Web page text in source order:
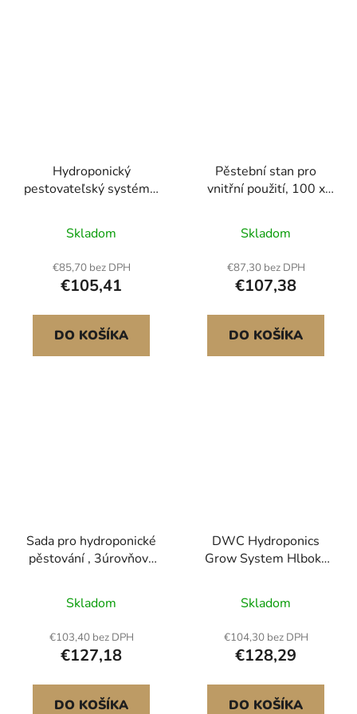
Hydroponický
pestovateľský systém s
záhradou s 50 puzdrami
Skladom
€85,70 bez DPH
€105,41
DO KOŠÍKA
Pěstební stan pro
vnitřní použití, 100 x
vysoce reflexní mylar,
stan na vnitřní rostliny s
pozorovacím okénkem,
podlahovou miskou a
zipem, odolný pěstební
stan pro ovoce, květiny
a zeleninu
Skladom
€87,30 bez DPH
€107,38
DO KOŠÍKA
Sada pro hydroponické
pěstování , 3úrovňová
sada z UPVC potrubí
pro 108 míst s
časovaným
zavlažováním, zesílené
hydroponické trubky,
sady pro pěstování
zeleniny a ovoce a bylin
Skladom
€103,40 bez DPH
€127,18
DO KOŠÍKA
DWC Hydroponics
Grow System Hlboká
odkvapkávacími vedrami
Skladom
€104,30 bez DPH
€128,29
DO KOŠÍKA